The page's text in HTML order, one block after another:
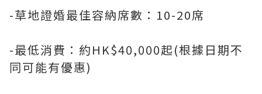
-草地證婚最佳容納席數：10-20席
-最低消費：約HK$40,000起(根據日期不
同可能有優惠)